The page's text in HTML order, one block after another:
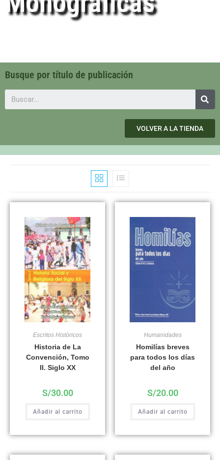
Busque por título de publicación
VOLVER A LA TIENDA
Escritos Históricos
Historia de La
Convención, Tomo
II. Siglo XX
S/30.00
Añadir al carrito
Humanidades
Homilías breves
para todos los días
del año
S/20.00
Añadir al carrito